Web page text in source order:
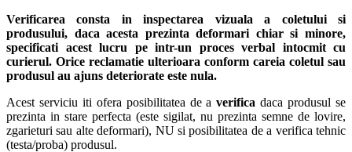
Verificarea consta in inspectarea vizuala a coletului si
produsului, daca acesta prezinta deformari chiar si minore,
specificati acest lucru pe intr-un proces verbal intocmit cu
curierul. Orice reclamatie ulterioara conform careia coletul sau
produsul au ajuns deteriorate este nula.
Acest serviciu iti ofera posibilitatea de averifica daca produsul se
prezinta in stare perfecta (este sigilat, nu prezinta semne de lovire,
zgarieturi sau alte deformari), NU si posibilitatea de a verifica tehnic
(testa/proba) produsul.